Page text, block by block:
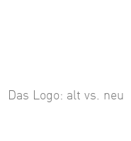
Das Logo: alt vs. neu